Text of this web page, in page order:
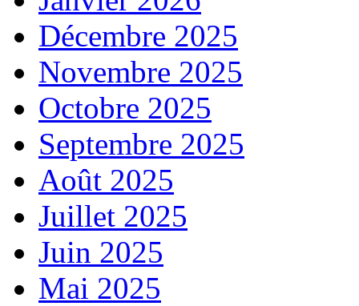
Décembre 2025
Novembre 2025
Octobre 2025
Septembre 2025
Août 2025
Juillet 2025
Juin 2025
Mai 2025